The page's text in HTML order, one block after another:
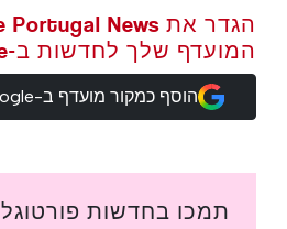
המועדף שלך לחדשות ב-Google
הוסף כמקור מועדף ב-Google
תמכו בחדשות פורטוגל